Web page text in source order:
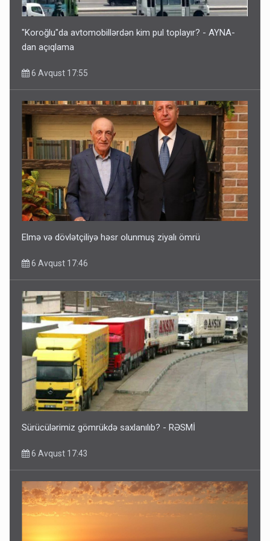
"Koroğlu"da avtomobillərdən kim pul toplayır? - AYNA-
dan açıqlama
6 Avqust 17:55
Elmə və dövlətçiliyə həsr olunmuş ziyalı ömrü
6 Avqust 17:46
Sürücülərimiz gömrükdə saxlanılıb? - RƏSMİ
6 Avqust 17:43